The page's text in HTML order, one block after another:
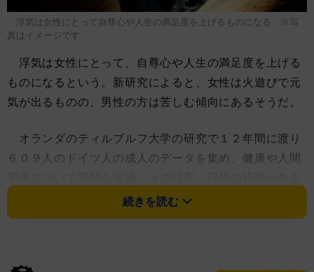
浮気は女性にとって自尊心や人生の満足度を上げるものになる ※写
真はイメージです
浮気は女性にとって、自尊心や人生の満足度を上げる
ものになるという。新研究によると、女性は火遊びで元
気が出るものの、男性の方は苦しむ傾向にあるそうだ。
オランダのティルブルフ大学の研究で１２年間に渡り
６０９人のドイツ人の成人のデータを集め、健康や人間
女性は自尊心と人生への満足度が高い結果となった。
続きを読む